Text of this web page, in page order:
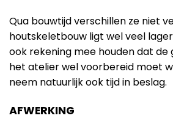
Qua bouwtijd verschillen ze niet
houtskeletbouw ligt wel veel
ook rekening mee houden dat de
het atelier wel voorbereid moet
neem natuurlijk ook tijd in beslag.
AFWERKING